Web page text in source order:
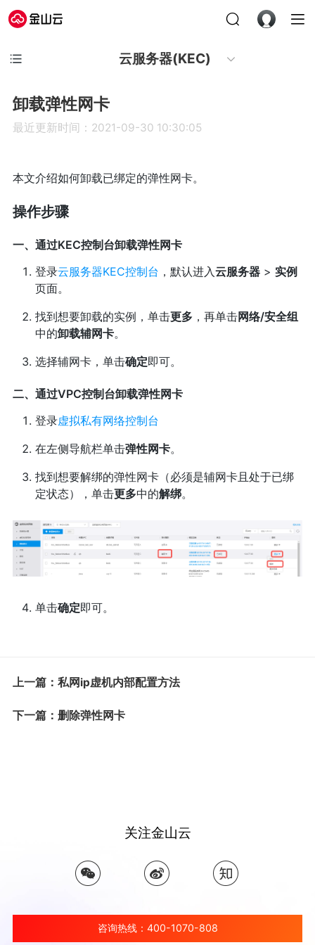
云服务器(KEC)
卸载弹性网卡
最近更新时间：2021-09-30 10:30:05
本文介绍如何卸载已绑定的弹性网卡。
操作步骤
一、通过KEC控制台卸载弹性网卡
登录云服务器KEC控制台 ，默认进入云服务器> 实例
页面。
找到想要卸载的实例，单击更多，再单击网络/安全组
中的卸载辅网卡。
选择辅网卡，单击确定即可。
二、通过VPC控制台卸载弹性网卡
登录虚拟私有网络控制台
在左侧导航栏单击弹性网卡。
找到想要解绑的弹性网卡（必须是辅网卡且处于已绑
定状态），单击更多中的解绑。
单击确定即可。
上一篇：私网ip虚机内部配置方法
下一篇：删除弹性网卡
关注金山云
咨询热线：400-1070-808